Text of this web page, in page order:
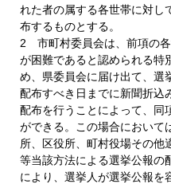
れた者の属する各世帯に対し
布するものとする。
2 市町村委員会は、前項の
が困難であると認められる特
め、県委員会に届け出て、選
配布すべき日までに新聞折込
配布を行うことによって、同
ができる。この場合において
所、区役所、町村役場その他
等当該方法による選挙公報の
により、選挙人が選挙公報を